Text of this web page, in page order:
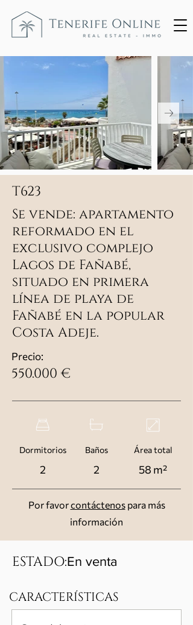
T623
Se vende: apartamento
reformado en el
exclusivo complejo
Lagos de Fañabé,
situado en primera
línea de playa de
Fañabé en la popular
Costa Adeje.
Precio:
550.000 €
Dormitorios Baños
2 2
Área total
58 m²
Por favorcontáctenospara más
información
ESTADO:En venta
CARACTERÍSTICAS